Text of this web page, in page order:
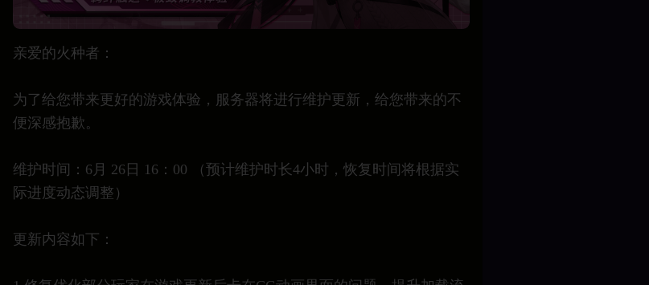
亲爱的火种者：
为了给您带来更好的游戏体验，服务器将进行维护更新，给您带来的不
便深感抱歉。
维护时间：6月 26日 16：00 （预计维护时长4小时，恢复时间将根据实
际进度动态调整）
更新内容如下：